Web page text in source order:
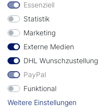
Vertrag widerrufen
Essenziell
Statistik
Marketing
Externe Medien
DHL Wunschzustellung
PayPal
Funktional
Weitere Einstellungen